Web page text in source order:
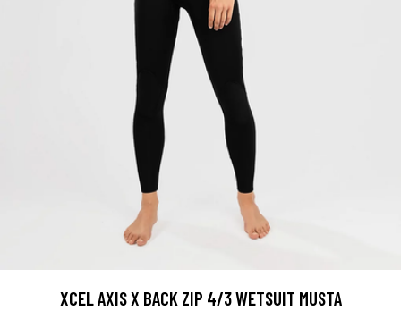
XCEL AXIS X BACK ZIP 4/3 WETSUIT MUSTA